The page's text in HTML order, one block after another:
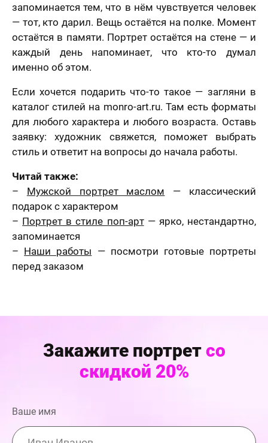
запоминается тем, что в нём чувствуется человек
— тот, кто дарил. Вещь остаётся на полке. Момент
остаётся в памяти. Портрет остаётся на стене — и
каждый день напоминает, что кто-то думал
именно об этом.
Если хочется подарить что-то такое — загляни в
каталог стилей на monro-art.ru. Там есть форматы
для любого характера и любого возраста. Оставь
заявку: художник свяжется, поможет выбрать
стиль и ответит на вопросы до начала работы.
Читай также:
– Мужской портрет маслом — классический
подарок с характером
– Портрет в стиле поп-арт— ярко, нестандартно,
запоминается
– Наши работы — посмотри готовые портреты
перед заказом
Закажите портрет со
скидкой 20%
Ваше имя